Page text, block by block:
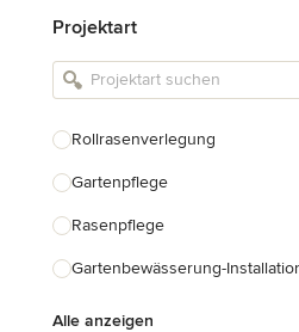
Landschaftsarchitekten
Armaturen & Sanitärbedarf
Einbauschränke
Projektart
Rollrasenverlegung
Gartenpflege
Rasenpflege
Gartenbewässerung-
Alle anzeigen